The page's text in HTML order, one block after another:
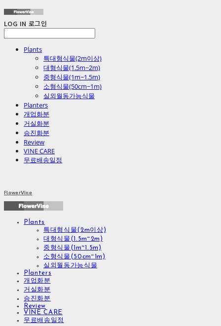
LOG IN 로그인
Plants
특대형식물(2m이상)
대형식물(1.5m~2m)
중형식물(1m~1.5m)
소형식물(50cm~1m)
실외월동가능식물
Planters
개업화분
거실화분
승진화분
Review
VINE CARE
무료배송일정
FlowerVine
Plants
특대형식물(2m이상)
대형식물(1.5m~2m)
중형식물(1m~1.5m)
소형식물(50cm~1m)
실외월동가능식물
Planters
개업화분
거실화분
승진화분
Review
VINE CARE
무료배송일정